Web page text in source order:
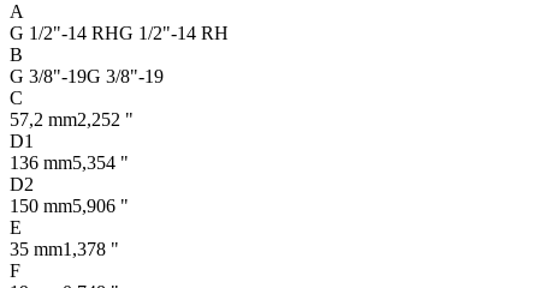
A
G 1/2"-14 RHG 1/2"-14 RH
B
G 3/8"-19G 3/8"-19
C
57,2 mm2,252 "
D1
136 mm5,354 "
D2
150 mm5,906 "
E
35 mm1,378 "
F